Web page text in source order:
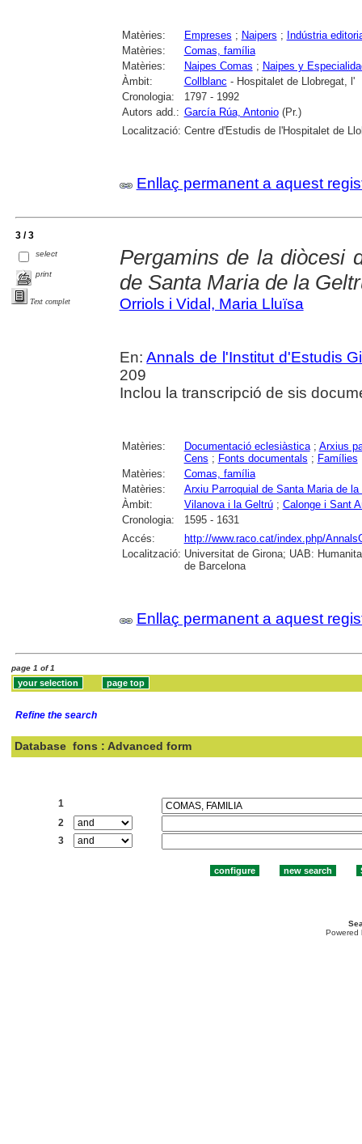
Matèries: Empreses ; Naipers ; Indústria
Matèries:
Comas, família
Matèries:
Naipes Comas ; Naipes y
Àmbit:
Collblanc - Hospitalet de Llobregat, l'
Cronologia:
1797 - 1992
Autors add.: García Rúa, Antonio(Pr.)
Localització: Centre d'Estudis de l'Hospitalet de
Enllaç permanent a aquest
3 / 3
select
print
Text complet
Pergamins de la diòcesi
de Santa Maria de la
Orriols i Vidal, Maria Lluïsa
En:Annals de l'Institut d'Estudis
209
Inclou la transcripció de sis
Matèries: Documentació eclesiàstica; Arxius
Cens ; Fonts documentals ; Famílies
Matèries:
Comas, família
Matèries:
Arxiu Parroquial de Santa Maria de la
Àmbit:
Vilanova i la Geltrú; Calonge i Sant
Cronologia:
1595 - 1631
Accés:
http://www.raco.cat/index.php/
Localització: Universitat de Girona; UAB:
de Barcelona
Enllaç permanent a aquest
page 1 of 1
Refine the search
Database fons : Advanced form
1
2
3
Powered